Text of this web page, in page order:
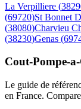
La Verpilliere (
(69720)St Bonnet
(38080)Charvieu
(38230)Genas (
Cout-Pompe-
Le guide de
en France.